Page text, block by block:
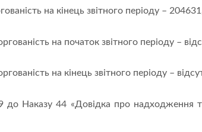
на кінець звітного періоду –
на початок звітного періоду –
на кінець звітного періоду –
до Наказу 44 «Довідка про надходження